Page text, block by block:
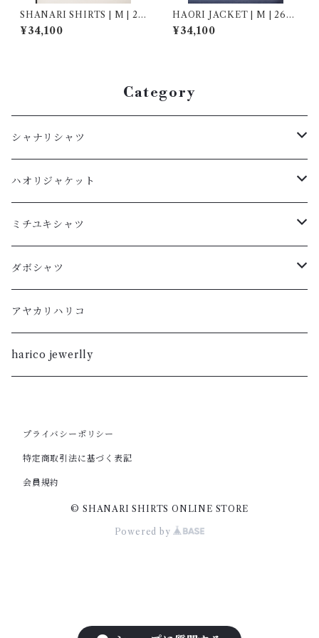
SHANARI SHIRTS | M | 26
4054
¥34,100
HAORI JACKET | M | 2690
08
¥34,100
Category
シャナリシャツ
長袖
XL
L
半袖
XL
L
ハオリジャケット
L
M
S
ミチユキシャツ
L
M
S
ダボシャツ
柿渋
XL
暮染
アヤカリハリコ
harico jewerlly
プライバシーポリシー
特定商取引法に基づく表記
会員規約
© SHANARI SHIRTS ONLINE STORE
Powered by